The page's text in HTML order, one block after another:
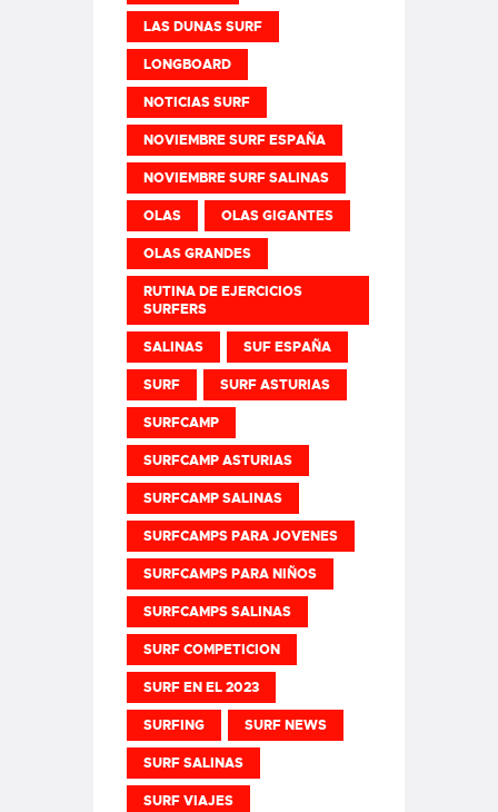
LAS DUNAS SURF
LONGBOARD
NOTICIAS SURF
NOVIEMBRE SURF ESPAÑA
NOVIEMBRE SURF SALINAS
OLAS OLAS GIGANTES
OLAS GRANDES
RUTINA DE EJERCICIOS
SURFERS
SALINAS SUF ESPAÑA
SURF SURF ASTURIAS
SURFCAMP
SURFCAMP ASTURIAS
SURFCAMP SALINAS
SURFCAMPS PARA JOVENES
SURFCAMPS PARA NIÑOS
SURFCAMPS SALINAS
SURF COMPETICION
SURF EN EL 2023
SURFING SURF NEWS
SURF SALINAS
SURF VIAJES